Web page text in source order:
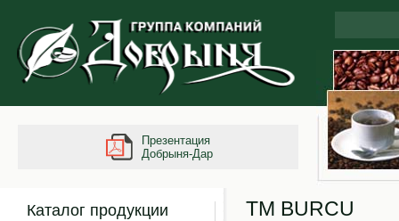
Презентация
Добрыня-Дар
Каталог продукции TM BURCU